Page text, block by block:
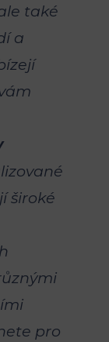
také
a
široké
pro